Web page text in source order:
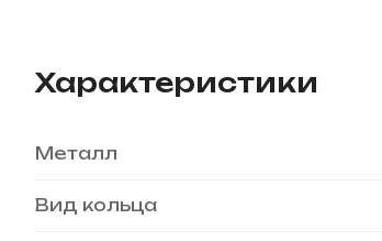
Характеристики
Металл
Вид кольца